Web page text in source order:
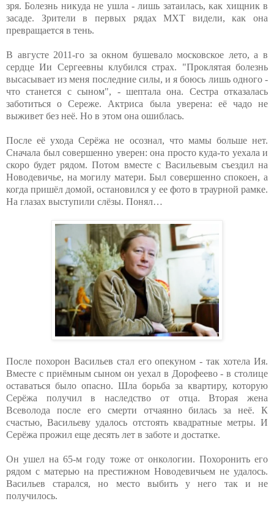
зря. Болезнь никуда не ушла - лишь затаилась, как хищник в
засаде. Зрители в первых рядах МХТ видели, как она
превращается в тень.
В августе 2011-го за окном бушевало московское лето, а в
сердце Ии Сергеевны клубился страх. "Проклятая болезнь
высасывает из меня последние силы, и я боюсь лишь одного -
что станется с сыном", - шептала она. Сестра отказалась
заботиться о Сереже. Актриса была уверена: её чадо не
выживет без неё. Но в этом она ошиблась.
После её ухода Серёжа не осознал, что мамы больше нет.
Сначала был совершенно уверен: она просто куда-то уехала и
скоро будет рядом. Потом вместе с Васильевым съездил на
Новодевичье, на могилу матери. Был совершенно спокоен, а
когда пришёл домой, остановился у ее фото в траурной рамке.
На глазах выступили слёзы. Понял…
После похорон Васильев стал его опекуном - так хотела Ия.
Вместе с приёмным сыном он уехал в Дорофеево - в столице
оставаться было опасно. Шла борьба за квартиру, которую
Серёжа получил в наследство от отца. Вторая жена
Всеволода после его смерти отчаянно билась за неё. К
счастью, Васильеву удалось отстоять квадратные метры. И
Серёжа прожил еще десять лет в заботе и достатке.
Он ушел на 65-м году тоже от онкологии. Похоронить его
рядом с матерью на престижном Новодевичьем не удалось.
Васильев старался, но место выбить у него так и не
получилось.